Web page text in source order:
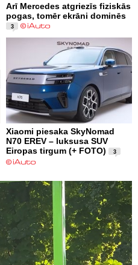
Arī Mercedes atgriezīs fiziskās
pogas, tomēr ekrāni dominēs
3
Xiaomi piesaka SkyNomad
N70 EREV – luksusa SUV
Eiropas tirgum (+ FOTO)
3